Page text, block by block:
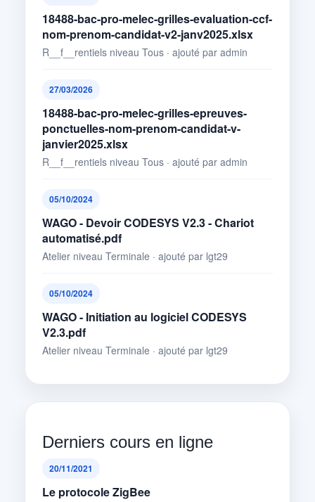
18488-bac-pro-melec-grilles-evaluation-ccf-
nom-prenom-candidat-v2-janv2025.xlsx
R__f__rentiels niveau Tous · ajouté par admin
27/03/2026
18488-bac-pro-melec-grilles-epreuves-
ponctuelles-nom-prenom-candidat-v-
janvier2025.xlsx
R__f__rentiels niveau Tous · ajouté par admin
05/10/2024
WAGO - Devoir CODESYS V2.3 - Chariot
automatisé.pdf
Atelier niveau Terminale · ajouté par lgt29
05/10/2024
WAGO - Initiation au logiciel CODESYS
V2.3.pdf
Atelier niveau Terminale · ajouté par lgt29
Derniers cours en ligne
20/11/2021
Le protocole ZigBee